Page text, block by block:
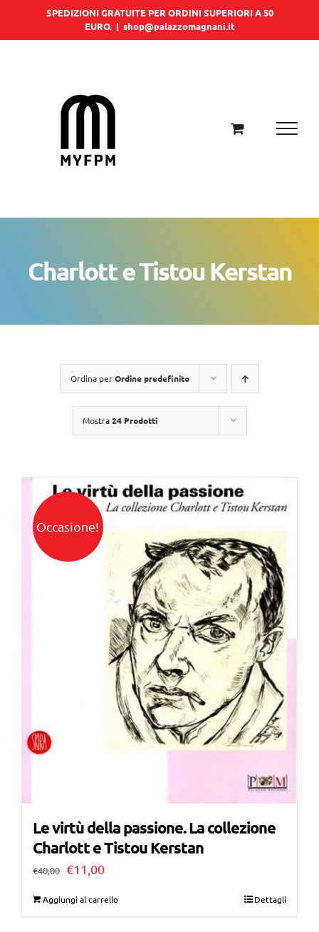
SPEDIZIONI GRATUITE PER ORDINI SUPERIORI A 50
EURO. | shop@palazzomagnani.it
Charlott e Tistou Kerstan
Ordina perOrdine predefinito
Mostra24 Prodotti
Occasione!
Le virtù della passione. La collezione
Charlott e Tistou Kerstan
€40,00 Il
€11,00Il
Aggiungi al carrello Dettagli